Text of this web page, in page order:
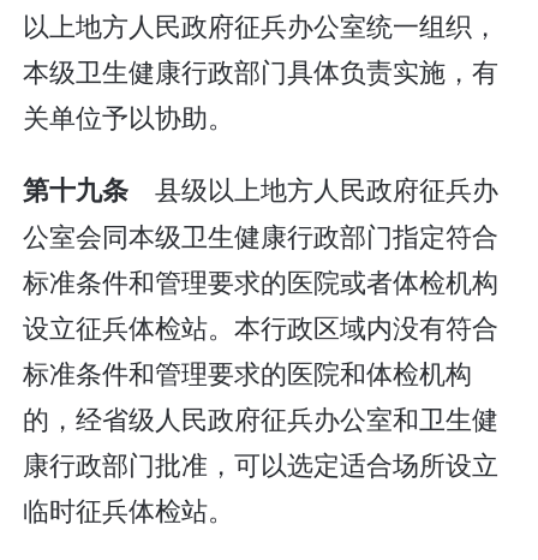
以上地方人民政府征兵办公室统一组织，
本级卫生健康行政部门具体负责实施，有
关单位予以协助。
第十九条 县级以上地方人民政府征兵办
公室会同本级卫生健康行政部门指定符合
标准条件和管理要求的医院或者体检机构
设立征兵体检站。本行政区域内没有符合
标准条件和管理要求的医院和体检机构
的，经省级人民政府征兵办公室和卫生健
康行政部门批准，可以选定适合场所设立
临时征兵体检站。